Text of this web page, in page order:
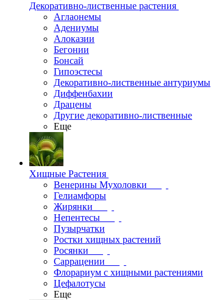
Декоративно-лиственные растения
Аглаонемы
Адениумы
Алоказии
Бегонии
Бонсай
Гипоэстесы
Декоративно-лиственные антуриумы
Диффенбахии
Драцены
Другие декоративно-лиственные
Еще
Хищные Растения
Венерины Мухоловки
Гелиамфоры
Жирянки
Непентесы
Пузырчатки
Ростки хищных растений
Росянки
Саррацении
Флорариум с хищными растениями
Цефалотусы
Еще